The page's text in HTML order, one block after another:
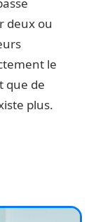
deux ou
le
que de
plus.